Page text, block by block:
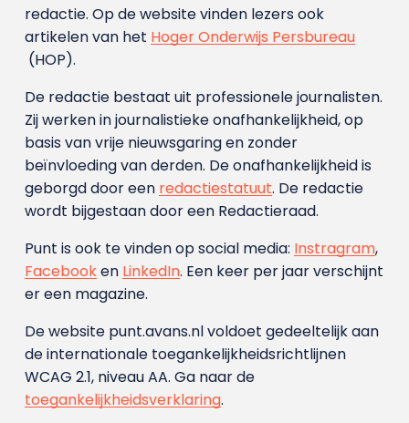
redactie. Op de website vinden lezers ook
artikelen van het Hoger Onderwijs Persbureau
(HOP).
De redactie bestaat uit professionele journalisten.
Zij werken in journalistieke onafhankelijkheid, op
basis van vrije nieuwsgaring en zonder
beïnvloeding van derden. De onafhankelijkheid is
geborgd door een redactiestatuut. De redactie
wordt bijgestaan door een Redactieraad.
Punt is ook te vinden op social media: Instragram,
Facebooken LinkedIn. Een keer per jaar verschijnt
er een magazine.
De website punt.avans.nl voldoet gedeeltelijk aan
de internationale toegankelijkheidsrichtlijnen
WCAG 2.1, niveau AA. Ga naar de
toegankelijkheidsverklaring.